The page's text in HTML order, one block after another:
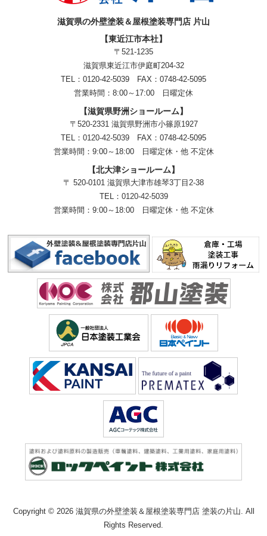
滋賀県の外壁塗装＆屋根塗装専門店 片山
【東近江市本社】
〒521-1235
滋賀県東近江市伊庭町204-32
TEL：0120-42-5039 FAX：0748-42-5095
営業時間：8:00～17:00 日曜定休
【滋賀県野洲ショールーム】
〒520-2331 滋賀県野洲市小篠原1927
TEL： 0120-42-5039 FAX：0748-42-5095
営業時間：9:00～18:00
日曜定休・他 不定休
【北大津ショールーム】
〒 520-0101 滋賀県大津市雄琴3丁目2-38
TEL： 0120-42-5039
営業時間：9:00～18:00
日曜定休・他 不定休
Copyright © 2026 滋賀県の外壁塗装＆屋根塗装専門店 塗装の片山. All
Rights Reserved.